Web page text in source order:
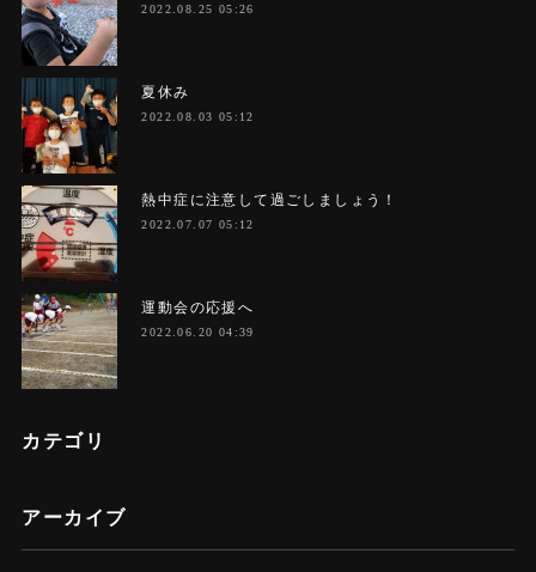
2022.08.25 05:26
夏休み
2022.08.03 05:12
熱中症に注意して過ごしましょう！
2022.07.07 05:12
運動会の応援へ
2022.06.20 04:39
カテゴリ
アーカイブ